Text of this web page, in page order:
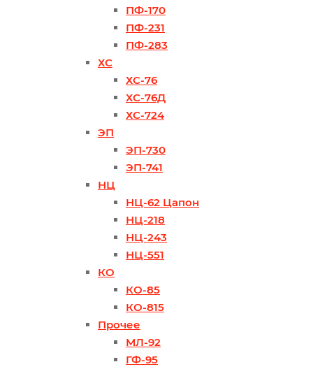
ПФ-170
ПФ-231
ПФ-283
ХС
ХС-76
ХС-76Д
ХС-724
ЭП
ЭП-730
ЭП-741
НЦ
НЦ-62 Цапон
НЦ-218
НЦ-243
НЦ-551
КО
КО-85
КО-815
Прочее
МЛ-92
ГФ-95